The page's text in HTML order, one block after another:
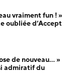
vraiment fun ! »
oubliée d’Accept
de nouveau… »
admiratif du